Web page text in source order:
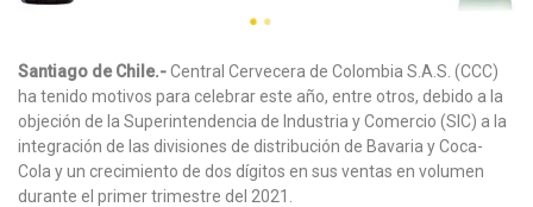
Santiago de Chile.-Central Cervecera de Colombia S.A.S. (CCC)
ha tenido motivos para celebrar este año, entre otros, debido a la
objeción de la Superintendencia de Industria y Comercio (SIC) a la
integración de las divisiones de distribución de Bavaria y Coca-
Cola y un crecimiento de dos dígitos en sus ventas en volumen
durante el primer trimestre del 2021.